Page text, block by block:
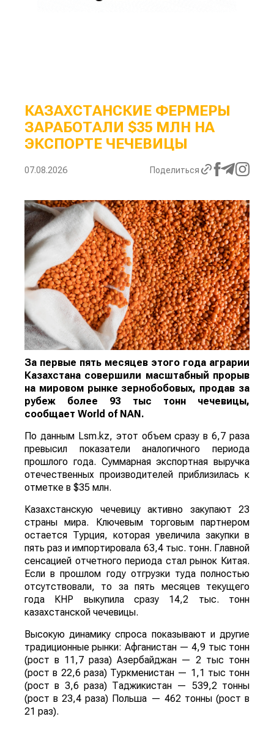
КАЗАХСТАНСКИЕ ФЕРМЕРЫ
ЗАРАБОТАЛИ $35 МЛН НА
ЭКСПОРТЕ ЧЕЧЕВИЦЫ
07.08.2026 Поделиться
За первые пять месяцев этого года аграрии
Казахстана совершили масштабный прорыв
на мировом рынке зернобобовых, продав за
рубеж более 93 тыс тонн чечевицы,
сообщает World of NAN.
По данным Lsm.kz, этот объем сразу в 6,7 раза
превысил показатели аналогичного периода
прошлого года. Суммарная экспортная выручка
отечественных производителей приблизилась к
отметке в $35 млн.
Казахстанскую чечевицу активно закупают 23
страны мира. Ключевым торговым партнером
остается Турция, которая увеличила закупки в
пять раз и импортировала 63,4 тыс. тонн. Главной
сенсацией отчетного периода стал рынок Китая.
Если в прошлом году отгрузки туда полностью
отсутствовали, то за пять месяцев текущего
года КНР выкупила сразу 14,2 тыс. тонн
казахстанской чечевицы.
Высокую динамику спроса показывают и другие
традиционные рынки: Афганистан — 4,9 тыс тонн
(рост в 11,7 раза) Азербайджан — 2 тыс тонн
(рост в 22,6 раза) Туркменистан — 1,1 тыс тонн
(рост в 3,6 раза) Таджикистан — 539,2 тонны
(рост в 23,4 раза) Польша — 462 тонны (рост в
21 раз).